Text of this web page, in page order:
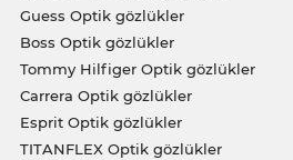
Guess Optik gözlükler
Boss Optik gözlükler
Tommy Hilfiger Optik gözlükler
Carrera Optik gözlükler
Esprit Optik gözlükler
TITANFLEX Optik gözlükler